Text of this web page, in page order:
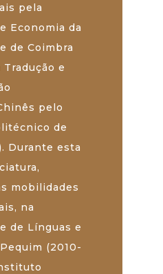
pela
Economia da
de Coimbra
e
pelo
de
Durante esta
mobilidades
na
de Línguas e
(2010-